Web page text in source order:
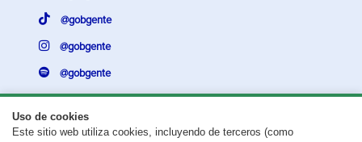
Uso de cookies
Este sitio web utiliza cookies, incluyendo de terceros (como
@gobgente
@gobgente
@gobgente
¿Existe algún problema con esta página?Repórtalo aquí.